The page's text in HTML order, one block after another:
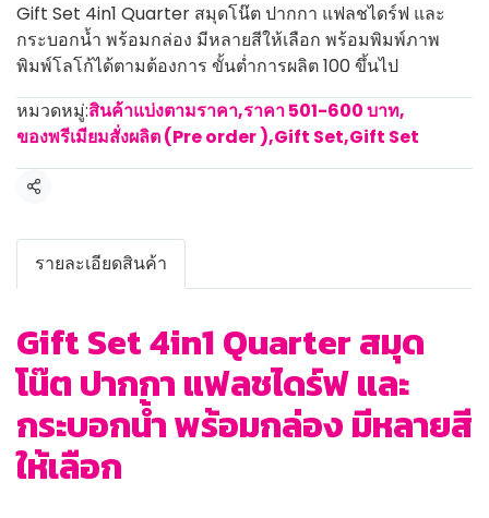
Gift Set 4in1 Quarter สมุดโน๊ต ปากกา แฟลชไดร์ฟ และ
กระบอกน้ำ พร้อมกล่อง มีหลายสีให้เลือก พร้อมพิมพ์ภาพ
พิมพ์โลโก้ได้ตามต้องการ ขั้นต่ำการผลิต 100 ขึ้นไป
หมวดหมู่:สินค้าแบ่งตามราคา,ราคา 501-600 บาท,
ของพรีเมียมสั่งผลิต (Pre order ),Gift Set,Gift Set
แชร์
รายละเอียดสินค้า
Gift Set 4in1 Quarter สมุด
โน๊ต ปากกา แฟลชไดร์ฟ และ
กระบอกน้ำ พร้อมกล่อง มีหลายสี
ให้เลือก